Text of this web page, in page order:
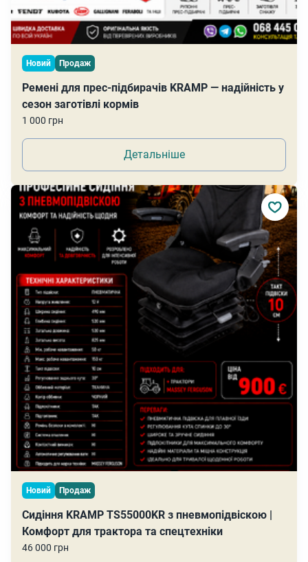
Новий Продаж
Ремені для прес-підбирачів KRAMP — надійність у
сезон заготівлі кормів
1 000 грн
Детальніше
Новий Продаж
Сидіння KRAMP TS55000KR з пневмопідвіскою |
Комфорт для трактора та спецтехніки
46 000 грн